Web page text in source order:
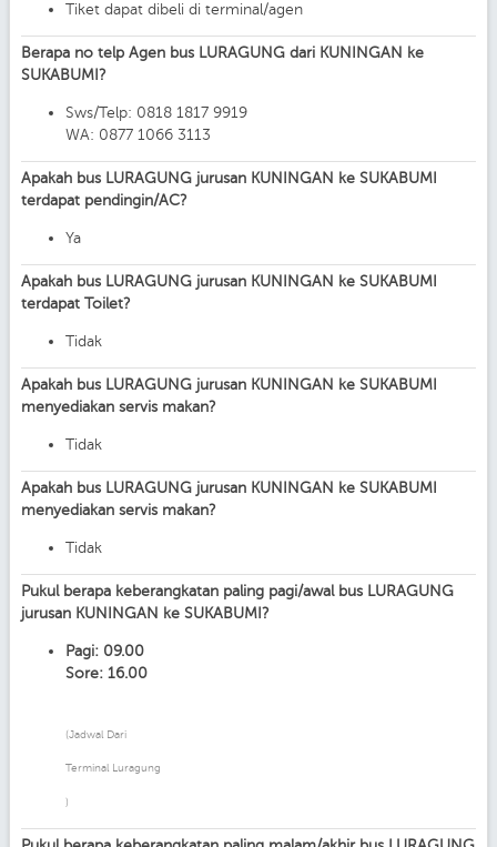
Tiket dapat dibeli di terminal/agen
Berapa no telp Agen bus LURAGUNG dari KUNINGAN ke
SUKABUMI?
Sws/Telp: 0818 1817 9919
WA: 0877 1066 3113
Apakah bus LURAGUNG jurusan KUNINGAN ke SUKABUMI
terdapat pendingin/AC?
Ya
Apakah bus LURAGUNG jurusan KUNINGAN ke SUKABUMI
terdapat Toilet?
Tidak
Apakah bus LURAGUNG jurusan KUNINGAN ke SUKABUMI
menyediakan servis makan?
Tidak
Apakah bus LURAGUNG jurusan KUNINGAN ke SUKABUMI
menyediakan servis makan?
Tidak
Pukul berapa keberangkatan paling pagi/awal bus LURAGUNG
jurusan KUNINGAN ke SUKABUMI?
Pagi: 09.00
Sore: 16.00
(Jadwal Dari
Terminal Luragung
)